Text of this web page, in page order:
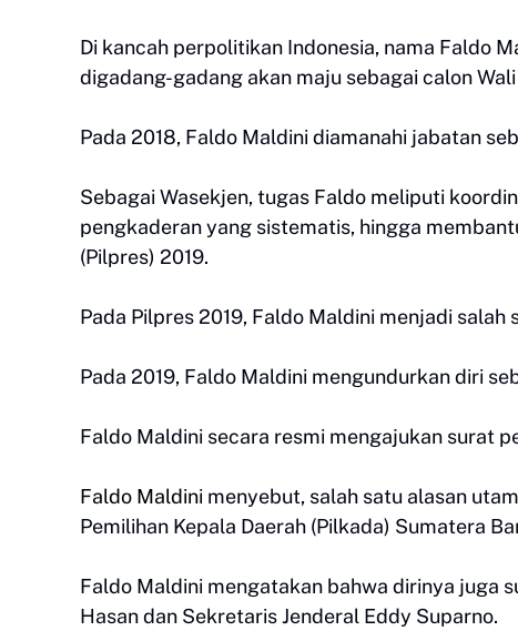
Di kancah perpolitikan Indonesia, nama Faldo
digadang-gadang akan maju sebagai calon
Pada 2018, Faldo Maldini diamanahi jabatan
Sebagai Wasekjen, tugas Faldo meliputi
pengkaderan yang sistematis, hingga
(Pilpres) 2019.
Pada Pilpres 2019, Faldo Maldini menjadi
Pada 2019, Faldo Maldini mengundurkan diri
Faldo Maldini secara resmi mengajukan surat
Faldo Maldini menyebut, salah satu alasan
Pemilihan Kepala Daerah (Pilkada) Sumatera
Faldo Maldini mengatakan bahwa dirinya juga
Hasan dan Sekretaris Jenderal Eddy Suparno.